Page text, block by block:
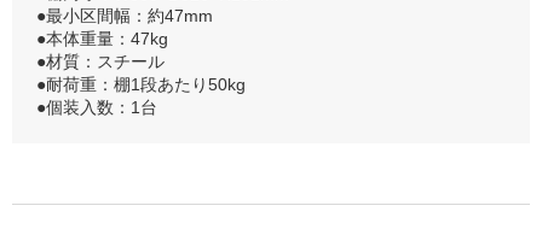
●最小区間幅：約47mm
●本体重量：47kg
●材質：スチール
●耐荷重：棚1段あたり50kg
●個装入数：1台